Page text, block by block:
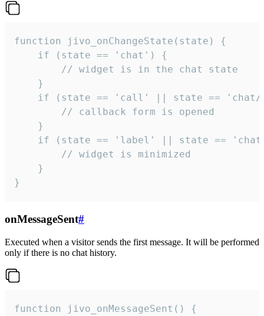
function jivo_onChangeState(state) {
    if (state == 'chat') {
        // widget is in the chat state
    }
if (state == 'call' || state ==
        // callback form is opened
    }
if (state == 'label' || state ==
        // widget is minimized
    }
}
onMessageSent#
Executed when a visitor sends the first message. It will be performed
only if there is no chat history.
function jivo_onMessageSent() {